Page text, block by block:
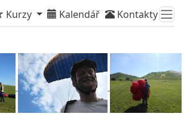
Kurzy Kalendář Kontakty